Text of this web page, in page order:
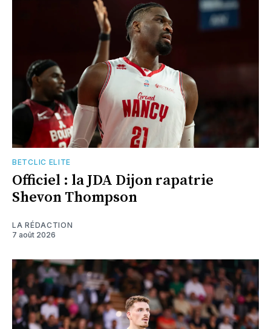
BETCLIC ELITE
Officiel : la JDA Dijon rapatrie
Shevon Thompson
LA RÉDACTION
7 août 2026